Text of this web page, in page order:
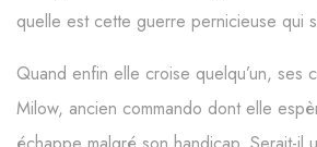
quelle est cette guerre pernicieuse qui
Quand enfin elle croise quelqu’un, ses
Milow, ancien commando dont elle